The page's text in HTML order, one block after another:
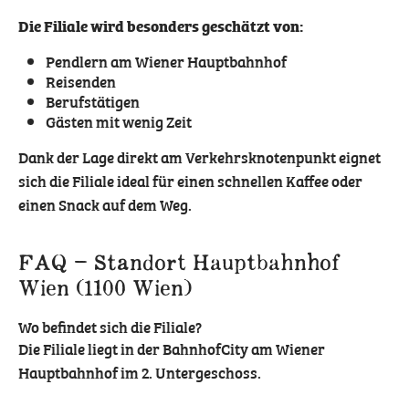
Die Filiale wird besonders geschätzt von:
Pendlern am Wiener Hauptbahnhof
Reisenden
Berufstätigen
Gästen mit wenig Zeit
Dank der Lage direkt am Verkehrsknotenpunkt eignet
sich die Filiale ideal für einen schnellen Kaffee oder
einen Snack auf dem Weg.
FAQ – Standort Hauptbahnhof
Wien (1100 Wien)
Wo befindet sich die Filiale?
Die Filiale liegt in der BahnhofCity am Wiener
Hauptbahnhof im 2. Untergeschoss.